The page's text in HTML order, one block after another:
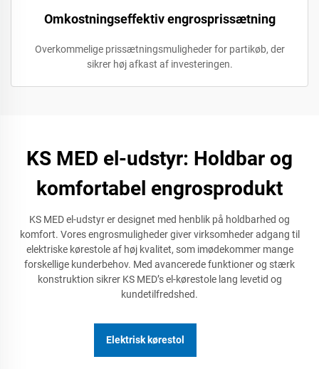
Omkostningseffektiv engrosprissætning
Overkommelige prissætningsmuligheder for partikøb, der
sikrer høj afkast af investeringen.
KS MED el-udstyr: Holdbar og
komfortabel engrosprodukt
KS MED el-udstyr er designet med henblik på holdbarhed og
komfort. Vores engrosmuligheder giver virksomheder adgang til
elektriske kørestole af høj kvalitet, som imødekommer mange
forskellige kunderbehov. Med avancerede funktioner og stærk
konstruktion sikrer KS MED’s el-kørestole lang levetid og
kundetilfredshed.
Elektrisk kørestol